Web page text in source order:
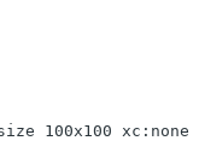
100x100